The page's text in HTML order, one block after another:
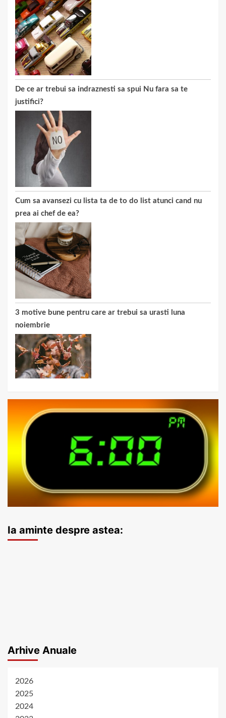
De ce ar trebui sa indraznesti sa spui Nu fara sa te
justifici?
Cum sa avansezi cu lista ta de to do list atunci cand nu
prea ai chef de ea?
3 motive bune pentru care ar trebui sa urasti luna
noiembrie
Ia aminte despre astea:
Arhive Anuale
2026
2025
2024